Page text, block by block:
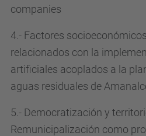
companies
4.- Factores
relacionados con la
artificiales acoplados a la
aguas residuales de
5.- Democratización y
Remunicipalización como